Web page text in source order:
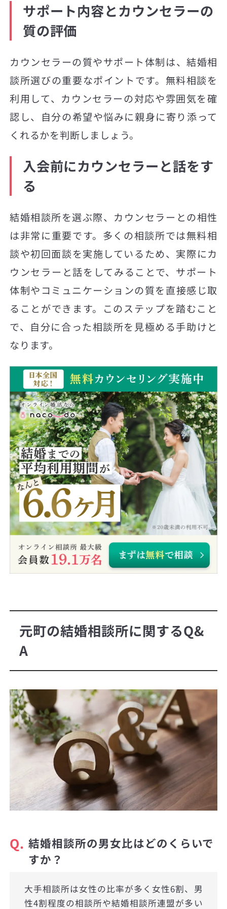
サポート内容とカウンセラーの
質の評価
カウンセラーの質やサポート体制は、結婚相
談所選びの重要なポイントです。無料相談を
利用して、カウンセラーの対応や雰囲気を確
認し、自分の希望や悩みに親身に寄り添って
くれるかを判断しましょう。
入会前にカウンセラーと話をす
る
結婚相談所を選ぶ際、カウンセラーとの相性
は非常に重要です。多くの相談所では無料相
談や初回面談を実施しているため、実際にカ
ウンセラーと話をしてみることで、サポート
体制やコミュニケーションの質を直接感じ取
ることができます。このステップを踏むこと
で、自分に合った相談所を見極める手助けと
なります。
元町の結婚相談所に関するQ&
A
Q. 結婚相談所の男女比はどのくらいで
すか？
大手相談所は女性の比率が多く女性6割、男
性4割程度の相談所や結婚相談所連盟が多い